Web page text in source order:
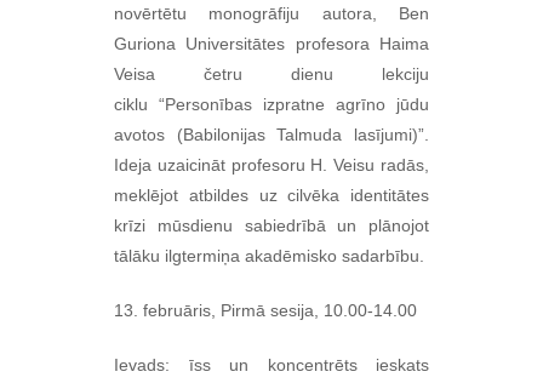
novērtētu monogrāfiju autora, Ben
Guriona Universitātes profesora Haima
Veisa četru dienu lekciju
ciklu “Personības izpratne agrīno jūdu
avotos (Babilonijas Talmuda lasījumi)”.
Ideja uzaicināt profesoru H. Veisu radās,
meklējot atbildes uz cilvēka identitātes
krīzi mūsdienu sabiedrībā un plānojot
tālāku ilgtermiņa akadēmisko sadarbību.
13. februāris, Pirmā sesija, 10.00-14.00
Ievads: īss un koncentrēts ieskats